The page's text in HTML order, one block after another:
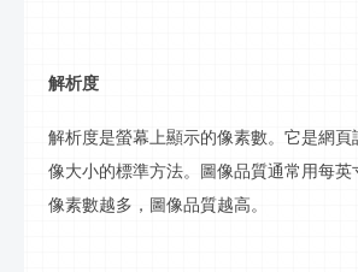
解析度
解析度是螢幕 上顯示的像素數。它是網
像大小的標準方法。圖像品質通常用每英
像素數越多，圖像品質越高。